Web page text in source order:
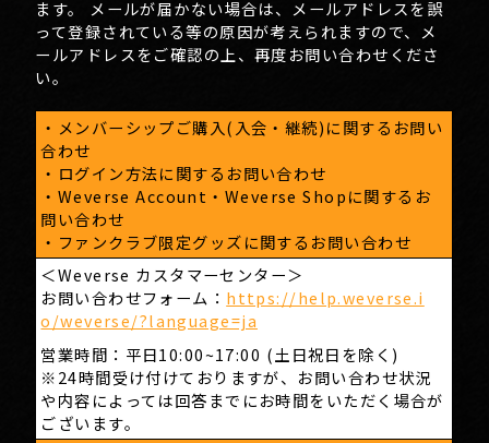
ます。 メールが届かない場合は、メールアドレスを誤
って登録されている等の原因が考えられますので、メ
ールアドレスをご確認の上、再度お問い合わせくださ
い。
・メンバーシップご購入(入会・継続)に関するお問い
合わせ
・ログイン方法に関するお問い合わせ
・Weverse Account・Weverse Shopに関するお
問い合わせ
・ファンクラブ限定グッズに関するお問い合わせ
＜Weverse カスタマーセンター＞
お問い合わせフォーム： https://help.weverse.i
o/weverse/?language=ja
営業時間：平日10:00~17:00 (土日祝日を除く)
※24時間受け付けておりますが、お問い合わせ状況
や内容によっては回答までにお時間をいただく場合が
ございます。